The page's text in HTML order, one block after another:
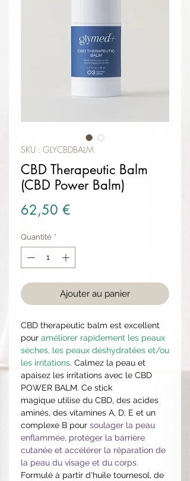
SKU : GLYCBDBALM
CBD Therapeutic Balm
(CBD Power Balm)
62,50 €
Quantité *
Ajouter au panier
CBD therapeutic balm est excellent
pour améliorer rapidement les peaux
sèches, les peaux déshydratées et/ou
les irritations. Calmez la peau et
apaisez les irritations avec le CBD
POWER BALM. Ce stick
magique utilise du CBD, des acides
aminés, des vitamines A, D, E et un
complexe B pour soulager la peau
enflammée, protéger la barrière
cutanée et accélérer la réparation de
la peau du visage et du corps.
Formulé à partir d'huile tournesol, de